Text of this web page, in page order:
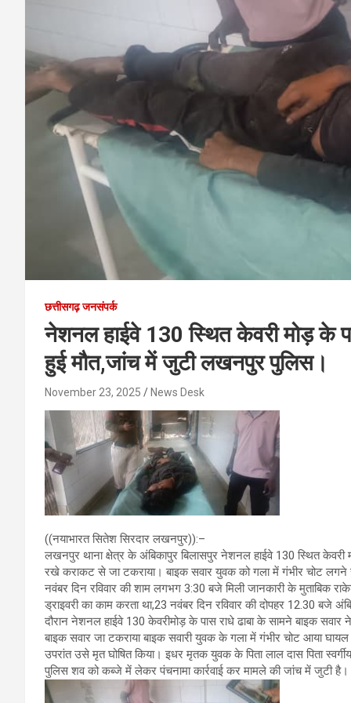
छत्तीसगढ़ जनसंपर्क
नेशनल हाईवे 130 स्थित केवरी मोड़ के
हुई मौत,जांच में जुटी लखनपुर पुलिस।
November 23, 2025 News Desk
((नयाभारत सितेश सिरदार लखनपुर)):–
लखनपुर थाना क्षेत्र के अंबिकापुर बिलासपुर नेशनल हाईवे 130 स्थित केवरी
रखे कराकट से जा टकराया। बाइक सवार युवक को गला में गंभीर चोट
नवंबर दिन रविवार की शाम लगभग 3:30 बजे मिली जानकारी के मुताबिक
ड्राइवरी का काम करता था,23 नवंबर दिन रविवार की दोपहर 12.30
दौरान नेशनल हाईवे 130 केवरीमोड़ के पास राधे ढाबा के सामने बाइक
बाइक सवार जा टकराया बाइक सवारी युवक के गला में गंभीर चोट आया
उपरांत उसे मृत घोषित किया। इधर मृतक युवक के पिता लाल दास पिता
पुलिस शव को कब्जे में लेकर पंचनामा कार्रवाई कर मामले की जांच में जुटी है।